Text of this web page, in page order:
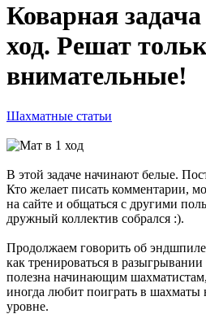
Коварная
ход. Решат
внимательные!
Шахматные статьи
В этой задаче начинают белые.
Кто желает писать комментарии,
на сайте и общаться с другими
дружный коллектив собрался :).
Продолжаем говорить об
как тренироваться в
полезна начинающим
иногда любит поиграть в шахматы
уровне.